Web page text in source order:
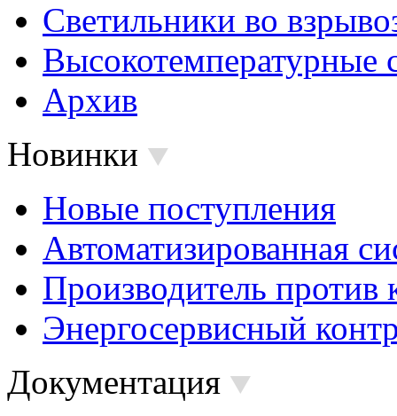
Светильники во
Высокотемпературные
Архив
Новинки
Новые поступления
Автоматизированная
Производитель против
Энергосервисный
Документация